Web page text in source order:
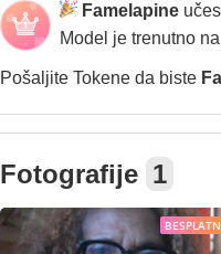
Famelapine
Model je trenutno na
Pošaljite Tokene da biste
Fotografije 1